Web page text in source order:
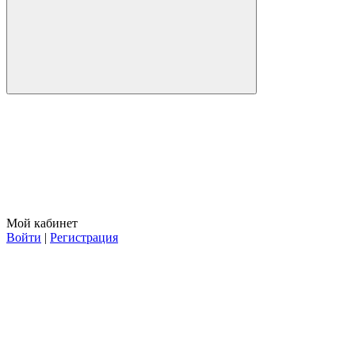
Мой кабинет
Войти | Регистрация